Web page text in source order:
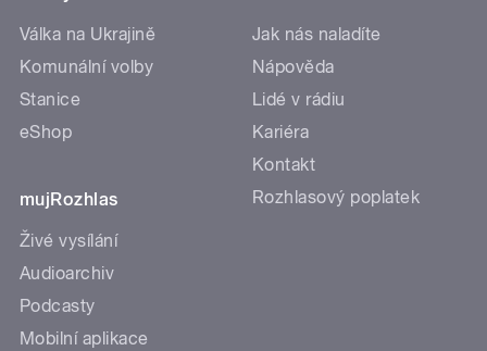
Válka na Ukrajině
Komunální volby
Stanice
eShop
mujRozhlas
Živé vysílání
Audioarchiv
Podcasty
Mobilní aplikace
Jak nás naladíte
Nápověda
Lidé v rádiu
Kariéra
Kontakt
Rozhlasový poplatek